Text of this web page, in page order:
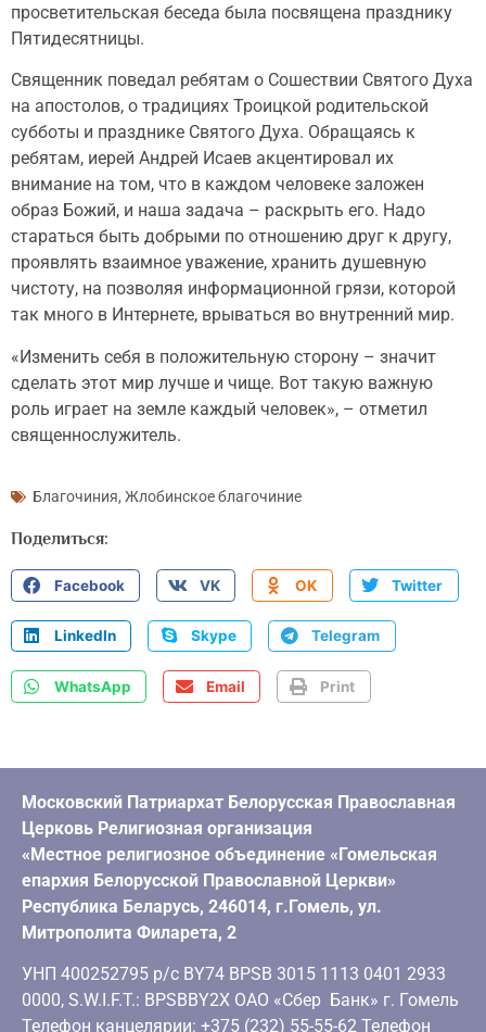
просветительская беседа была посвящена празднику
Пятидесятницы.
Священник поведал ребятам о Сошествии Святого Духа
на апостолов, о традициях Троицкой родительской
субботы и празднике Святого Духа. Обращаясь к
ребятам, иерей Андрей Исаев акцентировал их
внимание на том, что в каждом человеке заложен
образ Божий, и наша задача – раскрыть его. Надо
стараться быть добрыми по отношению друг к другу,
проявлять взаимное уважение, хранить душевную
чистоту, на позволяя информационной грязи, которой
так много в Интернете, врываться во внутренний мир.
«Изменить себя в положительную сторону – значит
сделать этот мир лучше и чище. Вот такую важную
роль играет на земле каждый человек», – отметил
священнослужитель.
Благочиния, Жлобинское благочиние
Поделиться:
Facebook VK OK Twitter
LinkedIn Skype Telegram
WhatsApp Email Print
Московский Патриархат Белорусская Православная
Церковь Религиозная организация
«Местное религиозное объединение «Гомельская
епархия Белорусской Православной Церкви»
Республика Беларусь, 246014, г.Гомель, ул.
Митрополита Филарета, 2
УНП 400252795 р/с BY74 BPSB 3015 1113 0401 2933
0000, S.W.I.F.T.: BPSBBY2X ОАО «Сбер Банк» г. Гомель
Телефон канцелярии: +375 (232) 55-55-62 Телефон